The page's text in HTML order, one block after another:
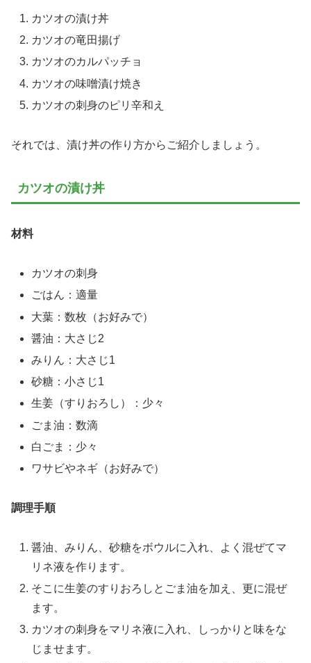
カツオの漬け丼
カツオの竜田揚げ
カツオのカルパッチョ
カツオの味噌漬け焼き
カツオの刺身のピリ辛和え
それでは、漬け丼の作り方からご紹介しましょう。
カツオの漬け丼
材料
カツオの刺身
ごはん：適量
大葉：数枚（お好みで）
醤油：大さじ2
みりん：大さじ1
砂糖：小さじ1
生姜（すりおろし）：少々
ごま油：数滴
白ごま：少々
ワサビやネギ（お好みで）
調理手順
醤油、みりん、砂糖をボウルに入れ、よく混ぜてマ
リネ液を作ります。
そこに生姜のすりおろしとごま油を加え、更に混ぜ
ます。
カツオの刺身をマリネ液に入れ、しっかりと味をな
じませます。